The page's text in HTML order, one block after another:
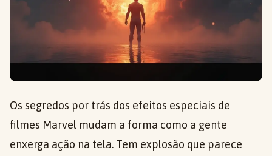
Os segredos por trás dos efeitos especiais de
filmes Marvel mudam a forma como a gente
enxerga ação na tela. Tem explosão que parece